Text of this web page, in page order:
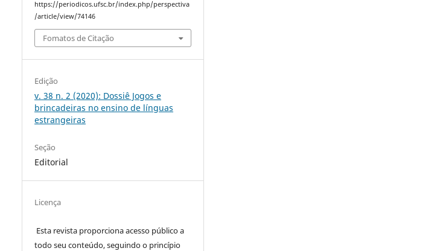
https://periodicos.ufsc.br/index.php/perspectiva
/article/view/74146
Fomatos de Citação
Edição
v. 38 n. 2 (2020): Dossiê Jogos e
brincadeiras no ensino de línguas
estrangeiras
Seção
Editorial
Licença
Esta revista proporciona acesso público a
todo seu conteúdo, seguindo o princípio